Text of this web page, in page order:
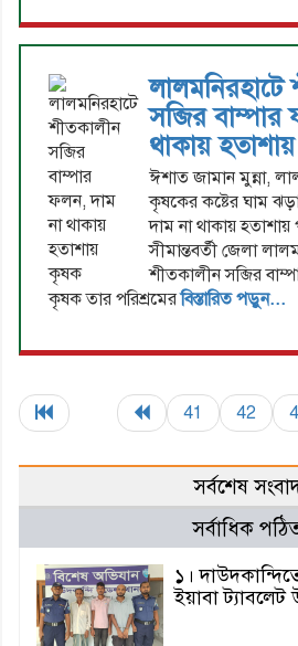
লালমনিরহাটে
সব্জির
থাকায়
ঈশাত জামান মুন্না,
কৃষকের কষ্টের ঘাম
দাম না থাকায়
সীমান্তবর্তী জেলা
শীতকালীন সব্জির
কৃষক তার পরিশ্রমেরবিস্তারিত পড়ুন...
41 42
সর্বশেষ
সর্বাধিক
১।
ইয়াবা ট্যাবলেট